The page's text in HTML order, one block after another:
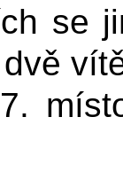
se